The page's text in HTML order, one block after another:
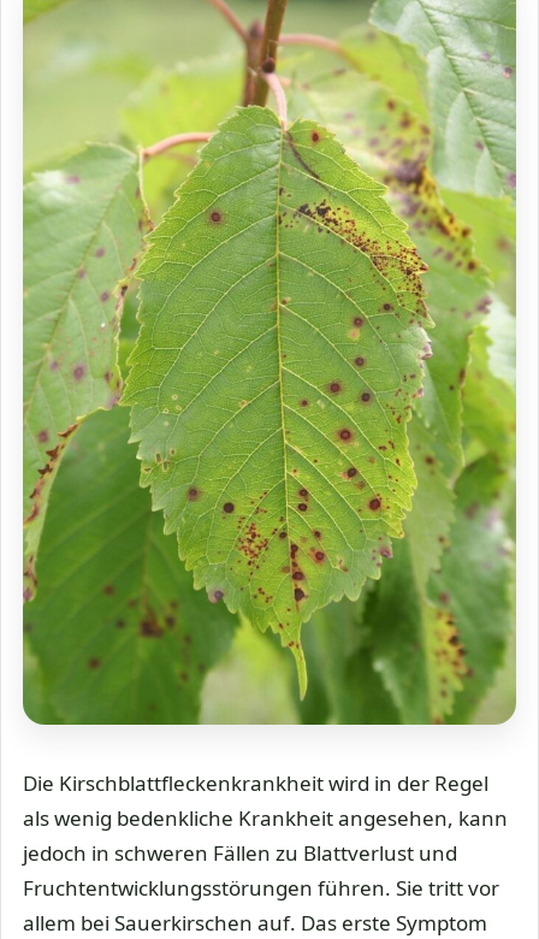
Die Kirschblattfleckenkrankheit wird in der Regel
als wenig bedenkliche Krankheit angesehen, kann
jedoch in schweren Fällen zu Blattverlust und
Fruchtentwicklungsstörungen führen. Sie tritt vor
allem bei Sauerkirschen auf. Das erste Symptom